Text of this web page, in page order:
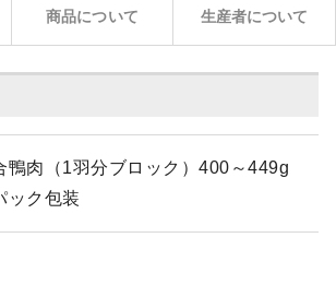
商品について 生産者について
鴨肉（1羽分ブロック）400～449g
ック包装